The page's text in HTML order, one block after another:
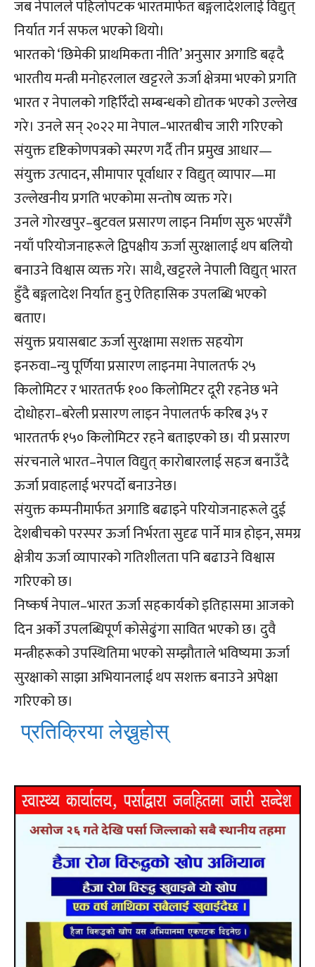
जब नेपालले पहिलोपटक भारतमार्फत बङ्गलादेशलाई विद्युत्
निर्यात गर्न सफल भएको थियो।
भारतको ‘छिमेकी प्राथमिकता नीति’ अनुसार अगाडि बढ्दै
भारतीय मन्त्री मनोहरलाल खट्टरले ऊर्जा क्षेत्रमा भएको प्रगति
भारत र नेपालको गहिरिँदो सम्बन्धको द्योतक भएको उल्लेख
गरे। उनले सन् २०२२ मा नेपाल–भारतबीच जारी गरिएको
संयुक्त दृष्टिकोणपत्रको स्मरण गर्दै तीन प्रमुख आधार—
संयुक्त उत्पादन, सीमापार पूर्वाधार र विद्युत् व्यापार—मा
उल्लेखनीय प्रगति भएकोमा सन्तोष व्यक्त गरे।
उनले गोरखपुर–बुटवल प्रसारण लाइन निर्माण सुरु भएसँगै
नयाँ परियोजनाहरूले द्विपक्षीय ऊर्जा सुरक्षालाई थप बलियो
बनाउने विश्वास व्यक्त गरे। साथै, खट्टरले नेपाली विद्युत् भारत
हुँदै बङ्गलादेश निर्यात हुनु ऐतिहासिक उपलब्धि भएको
बताए।
संयुक्त प्रयासबाट ऊर्जा सुरक्षामा सशक्त सहयोग
इनरुवा–न्यु पूर्णिया प्रसारण लाइनमा नेपालतर्फ २५
किलोमिटर र भारततर्फ १०० किलोमिटर दूरी रहनेछ भने
दोधोहरा–बरेली प्रसारण लाइन नेपालतर्फ करिब ३५ र
भारततर्फ १५० किलोमिटर रहने बताइएको छ। यी प्रसारण
संरचनाले भारत–नेपाल विद्युत् कारोबारलाई सहज बनाउँदै
ऊर्जा प्रवाहलाई भरपर्दो बनाउनेछ।
संयुक्त कम्पनीमार्फत अगाडि बढाइने परियोजनाहरूले दुई
देशबीचको परस्पर ऊर्जा निर्भरता सुदृढ पार्ने मात्र होइन, समग्र
क्षेत्रीय ऊर्जा व्यापारको गतिशीलता पनि बढाउने विश्वास
गरिएको छ।
निष्कर्ष नेपाल–भारत ऊर्जा सहकार्यको इतिहासमा आजको
दिन अर्को उपलब्धिपूर्ण कोसेढुंगा सावित भएको छ। दुवै
मन्त्रीहरूको उपस्थितिमा भएको सम्झौताले भविष्यमा ऊर्जा
सुरक्षाको साझा अभियानलाई थप सशक्त बनाउने अपेक्षा
गरिएको छ।
प्रतिक्रिया लेख्नुहोस्